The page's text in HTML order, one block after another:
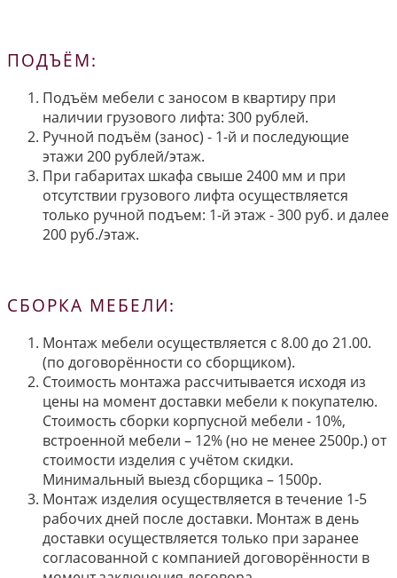
ПОДЪЁМ:
Подъём мебели с заносом в квартиру при
наличии грузового лифта: 300 рублей.
Ручной подъём (занос) - 1-й и последующие
этажи 200 рублей/этаж.
При габаритах шкафа свыше 2400 мм и при
отсутствии грузового лифта осуществляется
только ручной подъем: 1-й этаж - 300 руб. и далее
200 руб./этаж.
СБОРКА МЕБЕЛИ:
Монтаж мебели осуществляется с 8.00 до 21.00.
(по договорённости со сборщиком).
Стоимость монтажа рассчитывается исходя из
цены на момент доставки мебели к покупателю.
Стоимость сборки корпусной мебели - 10%,
встроенной мебели – 12% (но не менее 2500р.) от
стоимости изделия с учётом скидки.
Минимальный выезд сборщика – 1500р.
Монтаж изделия осуществляется в течение 1-5
рабочих дней после доставки. Монтаж в день
доставки осуществляется только при заранее
согласованной с компанией договорённости в